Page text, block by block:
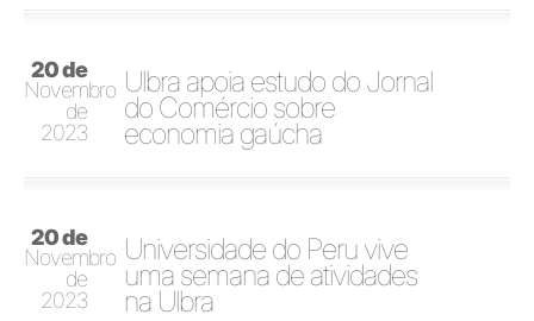
20 de
Novembro
de
2023
Ulbra apoia estudo do Jornal
do Comércio sobre
economia gaúcha
20 de
Novembro
de
2023
Universidade do Peru vive
uma semana de atividades
na Ulbra